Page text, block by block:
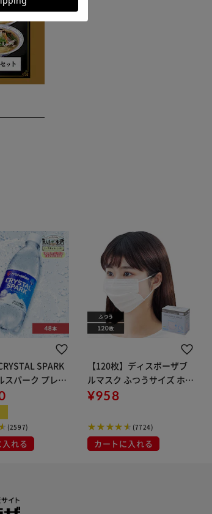
SPARK
スパーク プレー
(2597)
れる
【120枚】ディスポーザブ
ルマスク ふつうサイズ ホワ
イト 大容量 DISPOSABLE
布
¥958
(7724)
カートに入れる